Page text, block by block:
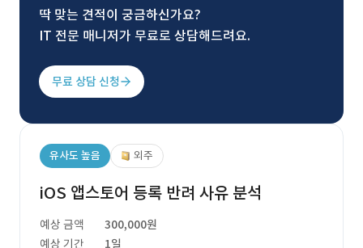
딱 맞는 견적이 궁금하신가요?
IT 전문 매니저가 무료로 상담해드려요.
무료 상담 신청
유사도 높음 외주
iOS 앱스토어 등록 반려 사유 분석
예상 금액
300,000원
예상 기간
1일